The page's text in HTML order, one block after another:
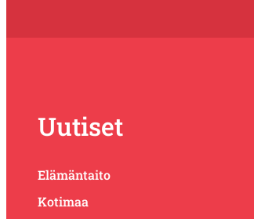
Uutiset
Elämäntaito
Kotimaa